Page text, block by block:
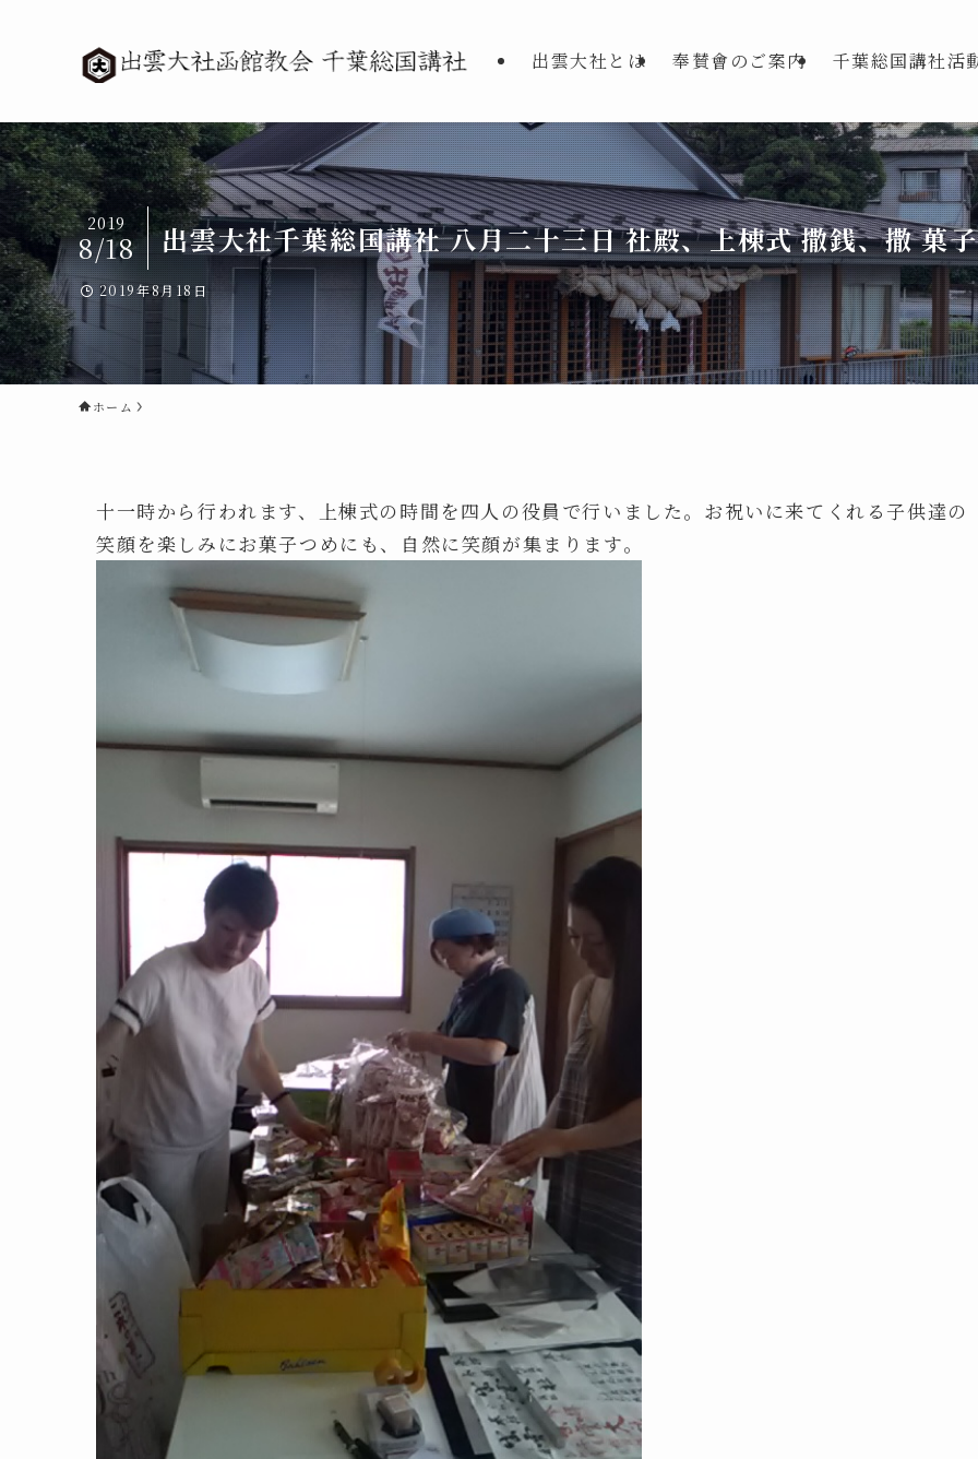
出雲大社とは 奉賛會のご案内 千葉総国講社活
出雲大社千葉総国講社 八月二十三日 社殿、上棟式 撒銭、撒 菓
2019
8/18
2019年8月18日
ホーム
十一時から行われます、上棟式の時間を四人の役員で行いました。お祝いに来てくれる子供達の
笑顔を楽しみにお菓子つめにも、自然に笑顔が集まります。